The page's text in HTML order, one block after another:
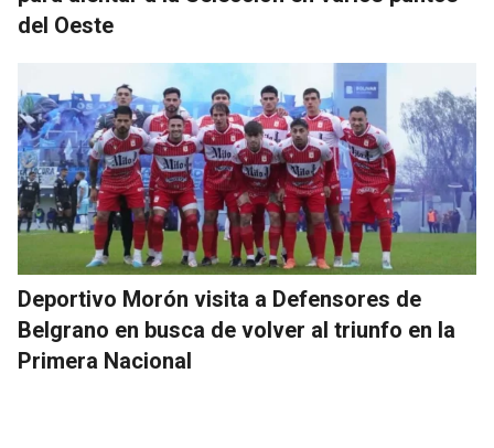
del Oeste
Deportivo Morón visita a Defensores de
Belgrano en busca de volver al triunfo en la
Primera Nacional